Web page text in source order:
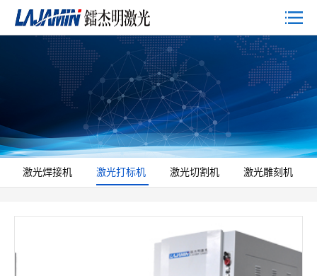
激光焊接机 激光打标机 激光切割机 激光雕刻机